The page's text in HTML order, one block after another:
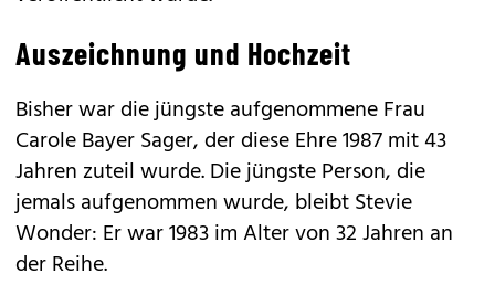
Auszeichnung und Hochzeit
Bisher war die jüngste aufgenommene Frau
Carole Bayer Sager, der diese Ehre 1987 mit 43
Jahren zuteil wurde. Die jüngste Person, die
jemals aufgenommen wurde, bleibt Stevie
Wonder: Er war 1983 im Alter von 32 Jahren an
der Reihe.